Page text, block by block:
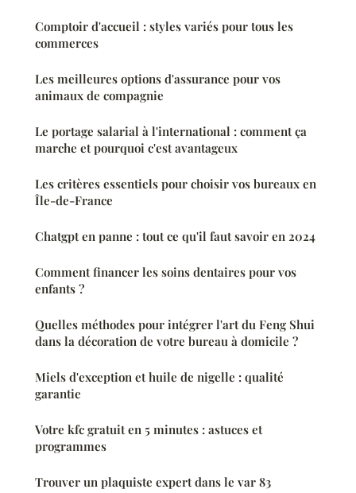
Comptoir d'accueil : styles variés pour tous les
commerces
Les meilleures options d'assurance pour vos
animaux de compagnie
Le portage salarial à l'international : comment ça
marche et pourquoi c'est avantageux
Les critères essentiels pour choisir vos bureaux en
Île-de-France
Chatgpt en panne : tout ce qu'il faut savoir en 2024
Comment financer les soins dentaires pour vos
enfants ?
Quelles méthodes pour intégrer l'art du Feng Shui
dans la décoration de votre bureau à domicile ?
Miels d'exception et huile de nigelle : qualité
garantie
Votre kfc gratuit en 5 minutes : astuces et
programmes
Trouver un plaquiste expert dans le var 83